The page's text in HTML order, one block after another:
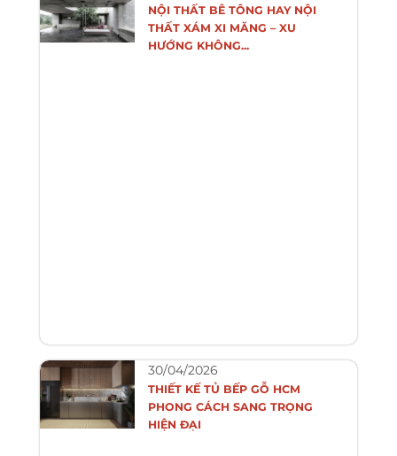
NỘI THẤT BÊ TÔNG HAY NỘI
THẤT XÁM XI MĂNG – XU
HƯỚNG KHÔNG...
30/04/2026
THIẾT KẾ TỦ BẾP GỖ HCM
PHONG CÁCH SANG TRỌNG
HIỆN ĐẠI